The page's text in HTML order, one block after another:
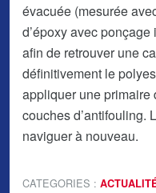
évacuée (mesurée
d’époxy avec
afin de retrouver une
définitivement le
appliquer une primaire
couches d’antifouling.
naviguer à nouveau.
CATEGORIES :